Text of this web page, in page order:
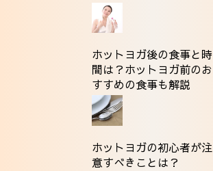
ホットヨガ後の食事と時
間は？ホットヨガ前のお
すすめの食事も解説
ホットヨガの初心者が注
意すべきことは？